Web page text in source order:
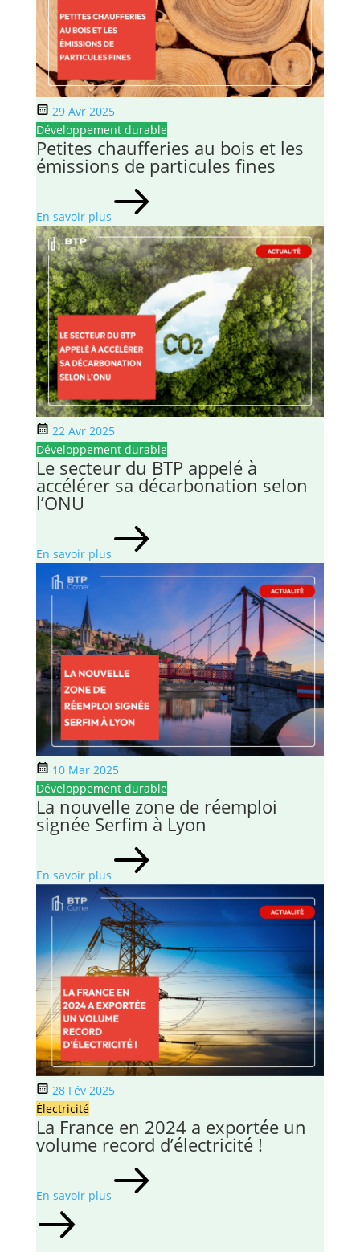
29 Avr 2025
Développement durable
Petites chaufferies au bois et les
émissions de particules fines
En savoir plus
22 Avr 2025
Développement durable
Le secteur du BTP appelé à
accélérer sa décarbonation selon
l’ONU
En savoir plus
10 Mar 2025
Développement durable
La nouvelle zone de réemploi
signée Serfim à Lyon
En savoir plus
28 Fév 2025
Électricité
La France en 2024 a exportée un
volume record d’électricité !
En savoir plus